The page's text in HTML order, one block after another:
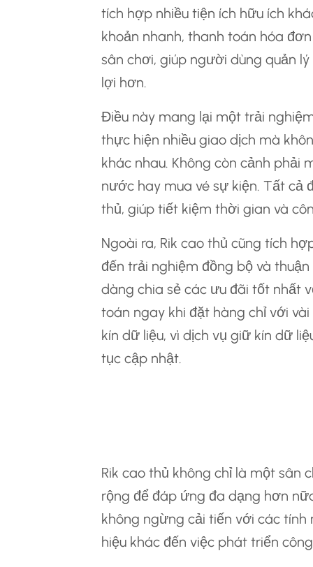
tích hợp nhiều tiện ích hữu ích
khoản nhanh, thanh toán hóa
sân chơi, giúp người dùng quản
lợi hơn.
Điều này mang lại một trải
thực hiện nhiều giao dịch mà
khác nhau. Không còn cảnh phải
nước hay mua vé sự kiện. Tất cả
thủ, giúp tiết kiệm thời gian và
Ngoài ra, Rik cao thủ cũng tích
đến trải nghiệm đồng bộ và
dàng chia sẻ các ưu đãi tốt nhất
toán ngay khi đặt hàng chỉ với
kín dữ liệu, vì dịch vụ giữ kín dữ
tục cập nhật.
Rik cao thủ không chỉ là một sân
rộng để đáp ứng đa dạng hơn
không ngừng cải tiến với các
hiệu khác đến việc phát triển